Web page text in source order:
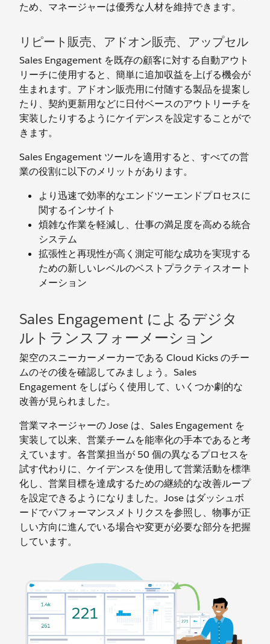
ため、マネージャーは優秀な人材を維持できます。
リピート販売、アドオン販売、アップセル
Sales Engagement を既存の顧客に対する自動アウト
リーチに使用すると、簡単に追加収益を上げる機会が
生まれます。アドオン販売用に付随する製品を提案し
たり、契約更新用などに日付ベースのアウトリーチを
実装したりするようにケイデンスを設定することがで
きます。
Sales Engagement ツールを適用すると、すべての営
業の役割に以下のメリットがあります。
より迅速で効率的なエンドツーエンドプロセスに
関するインサイト
煩雑な作業を軽減し、仕事の満足度を高める統合
システム
拡張性と再現性が高く測定可能な成功を実現する
ための新しいレベルのベストプラクティスオート
メーション
Sales Engagement によるデジタ
ルトランスフォーメーション
架空のスニーカーメーカーである Cloud Kicks のチー
ムのその後を確認してみましょう。Sales
Engagement をしばらく使用して、いくつか劇的な
改善が見られました。
営業マネージャーの Jose は、Sales Engagement を
実装して以来、営業チームを能率化の手本であると考
えています。各営業担当が 50 個の異なるプロセスを
試す代わりに、ケイデンスを使用して営業活動を標準
化し、営業目標を達成するための継続的な改善ループ
を設定できるようになりました。Jose はダッシュボ
ードでパフォーマンスメトリクスを参照し、物事が正
しい方向に進んでいる場合や変更が必要な部分を把握
しています。